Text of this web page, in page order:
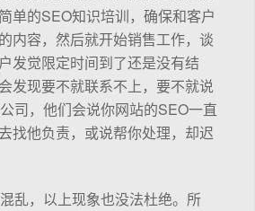
单的SEO知识培训，确保和客户
内容，然后就开始销售工作，谈
发觉限定时间到了还是没有结
发现要不就联系不上，要不就说
司，他们会说你网站的SEO一直
找他负责，或说帮你处理，却迟
乱，以上现象也没法杜绝。所